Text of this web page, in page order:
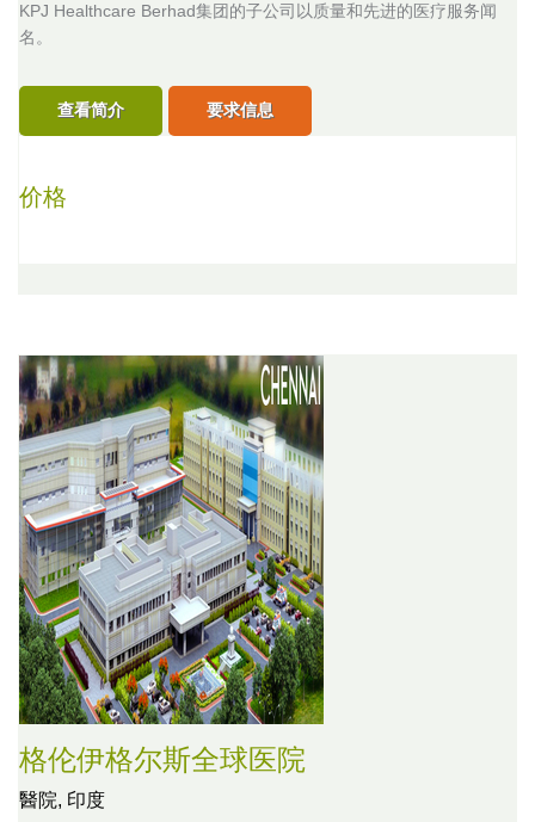
KPJ Healthcare Berhad集团的子公司以质量和先进的医疗服务闻
名。
查看简介 要求信息
价格
格伦伊格尔斯全球医院
醫院, 印度